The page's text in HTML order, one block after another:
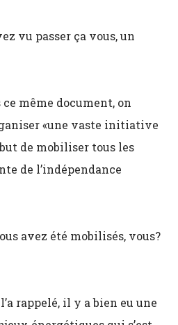
vu passer ça vous, un
ce même document, on
«une vaste initiative
de mobiliser tous les
de l’indépendance
avez été mobilisés, vous?
rappelé, il y a bien eu une